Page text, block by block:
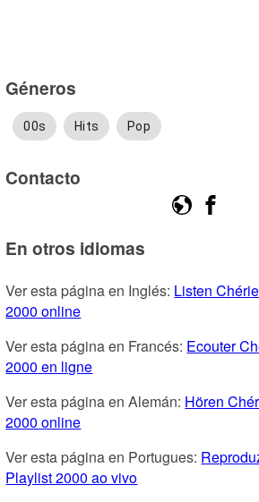
Géneros
00s Hits Pop
Contacto
En otros idiomas
Ver esta página en Inglés: Listen
2000 online
Ver esta página en Francés: Ecouter
2000 en ligne
Ver esta página en Alemán: Hören
2000 online
Ver esta página en Portugues:
Playlist 2000 ao vivo